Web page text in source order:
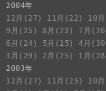
2004年
12月(27)
11月(22)
10
9月(25)
8月(23)
7月
6月(24)
5月(25)
4月
3月(29)
2月(25)
1月
2003年
12月(27)
11月(25)
10